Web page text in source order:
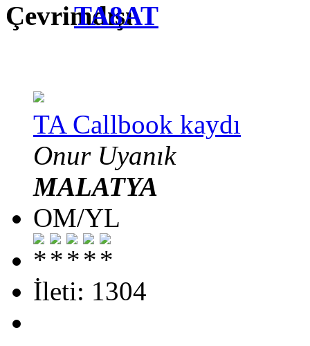
TA8AT
TA Callbook kaydı
Onur Uyanık
MALATYA
OM/YL
İleti: 1304